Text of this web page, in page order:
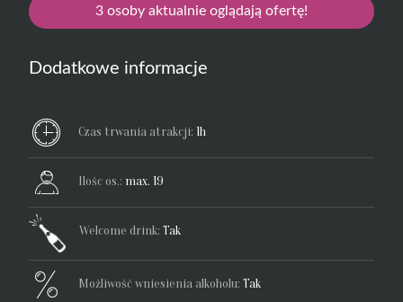
3 osoby aktualnie oglądają ofertę!
Dodatkowe informacje
Czas trwania atrakcji: 1h
Ilośc os.: max. 19
Welcome drink: Tak
Możliwość wniesienia alkoholu: Tak